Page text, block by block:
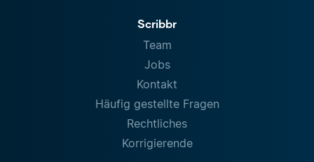
Scribbr
Team
Jobs
Kontakt
Häufig gestellte Fragen
Rechtliches
Korrigierende